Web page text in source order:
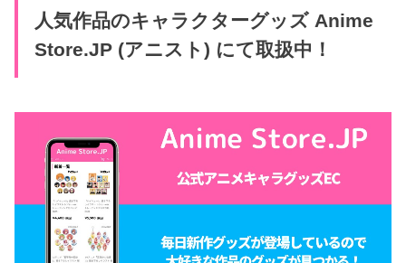
人気作品のキャラクターグッズ Anime
Store.JP (アニスト) にて取扱中！